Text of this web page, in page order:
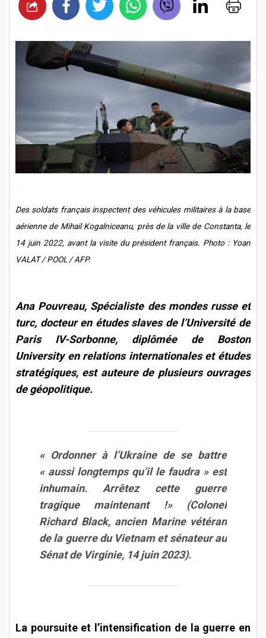
Des soldats français inspectent des véhicules militaires à la base
aérienne de Mihail Kogalniceanu, près de la ville de Constanta, le
14 juin 2022, avant la visite du président français. Photo : Yoan
VALAT / POOL / AFP.
Ana Pouvreau, Spécialiste des mondes russe et
turc, docteur en études slaves de l’Université de
Paris IV-Sorbonne, diplômée de Boston
University en relations internationales et études
stratégiques, est auteure de plusieurs ouvrages
de géopolitique.
« Ordonner à l’Ukraine de se battre
« aussi longtemps qu’il le faudra » est
inhumain. Arrêtez cette guerre
tragique maintenant !» (Colonel
Richard Black, ancien Marine vétéran
de la guerre du Vietnam et sénateur au
Sénat de Virginie, 14 juin 2023).
La poursuite et l’intensification de la guerre en